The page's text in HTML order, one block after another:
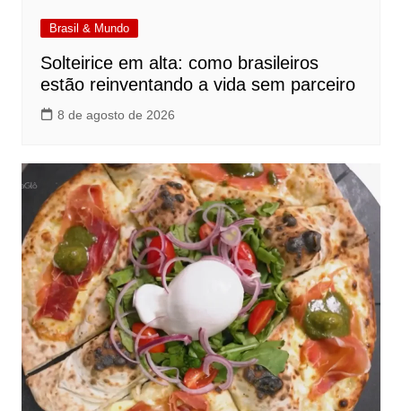
Brasil & Mundo
Solteirice em alta: como brasileiros
estão reinventando a vida sem parceiro
8 de agosto de 2026